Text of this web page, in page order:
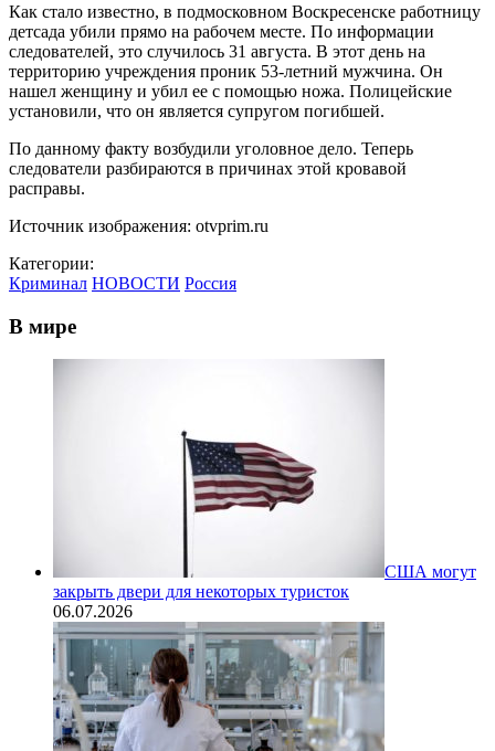
Как стало известно, в подмосковном Воскресенске работницу
детсада убили прямо на рабочем месте. По информации
следователей, это случилось 31 августа. В этот день на
территорию учреждения проник 53-летний мужчина. Он
нашел женщину и убил ее с помощью ножа. Полицейские
установили, что он является супругом погибшей.
По данному факту возбудили уголовное дело. Теперь
следователи разбираются в причинах этой кровавой
расправы.
Источник изображения: otvprim.ru
Категории:
Криминал НОВОСТИ Россия
В мире
США могут
закрыть двери для некоторых туристок
06.07.2026